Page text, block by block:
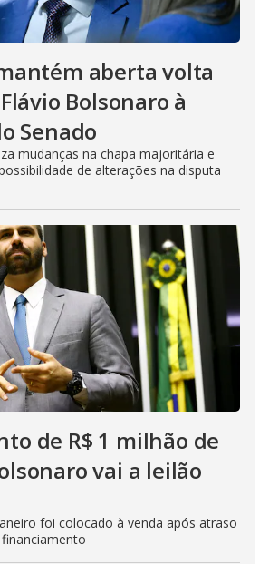
aberta volta
Bolsonaro à
Senado
mudanças na chapa majoritária e
de alterações na disputa
de R$ 1 milhão de
vai a leilão
foi colocado à venda após atraso